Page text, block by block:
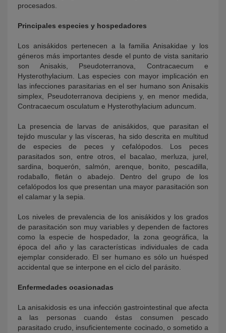
procesados.
Principales especies y hospedadores
Los anisákidos pertenecen a la familia Anisakidae y los
géneros más importantes desde el punto de vista sanitario
son Anisakis, Pseudoterranova, Contracaecum e
Hysterothylacium. Las especies con mayor implicación en
las infecciones parasitarias en el ser humano son Anisakis
simplex, Pseudoterranova decipiens y, en menor medida,
Contracaecum osculatum e Hysterothylacium aduncum.
La presencia de larvas de anisákidos, que parasitan el
tejido muscular y las vísceras, ha sido descrita en multitud
de especies de peces y cefalópodos. Los peces
parasitados son, entre otros, el bacalao, merluza, jurel,
sardina, boquerón, salmón, arenque, bonito, pescadilla,
rodaballo, fletán o abadejo. Dentro del grupo de los
cefalópodos los que presentan una mayor parasitación son
el calamar y la sepia.
Los niveles de prevalencia de los anisákidos y los grados
de parasitación son muy variables y dependen de factores
como la especie de hospedador, la zona geográfica, la
época del año y las características individuales de cada
ejemplar considerado. El ser humano es sólo un huésped
accidental que se interpone en el ciclo del parásito.
Enfermedades ocasionadas
La anisakidosis es una infección gastrointestinal que afecta
a las personas cuando éstas consumen pescado
parasitado crudo, insuficientemente cocinado, o sometido a